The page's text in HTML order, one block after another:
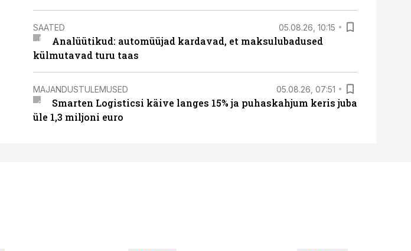
SAATED 05.08.26, 10:15
Analüütikud: automüüjad kardavad, et maksulubadused
külmutavad turu taas
MAJANDUSTULEMUSED 05.08.26, 07:51
Smarten Logisticsi käive langes 15% ja puhaskahjum keris juba
üle 1,3 miljoni euro